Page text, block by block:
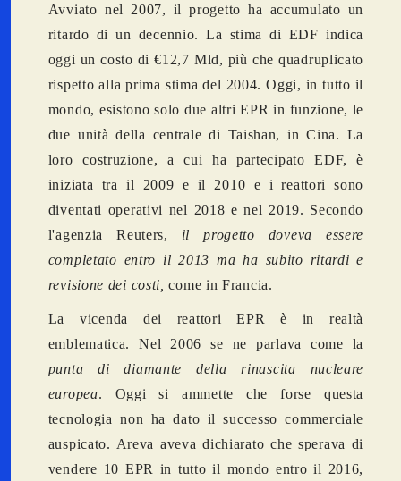
Avviato nel 2007, il progetto ha accumulato un
ritardo di un decennio. La stima di EDF indica
oggi un costo di €12,7 Mld, più che quadruplicato
rispetto alla prima stima del 2004. Oggi, in tutto il
mondo, esistono solo due altri EPR in funzione, le
due unità della centrale di Taishan, in Cina. La
loro costruzione, a cui ha partecipato EDF, è
iniziata tra il 2009 e il 2010 e i reattori sono
diventati operativi nel 2018 e nel 2019. Secondo
l'agenzia Reuters, il progetto doveva essere
completato entro il 2013 ma ha subito ritardi e
revisione dei costi, come in Francia.
La vicenda dei reattori EPR è in realtà
emblematica. Nel 2006 se ne parlava come la
punta di diamante della rinascita nucleare
europea. Oggi si ammette che forse questa
tecnologia non ha dato il successo commerciale
auspicato. Areva aveva dichiarato che sperava di
vendere 10 EPR in tutto il mondo entro il 2016,